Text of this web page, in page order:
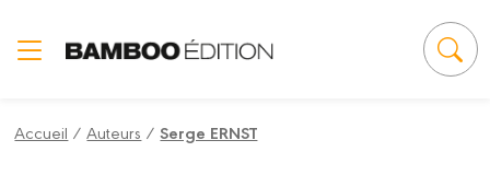
Accueil /Auteurs /Serge ERNST